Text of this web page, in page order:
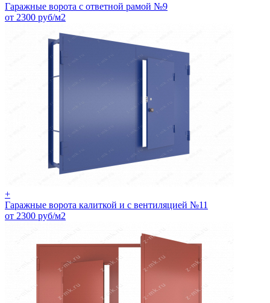
Гаражные ворота с ответной рамой №9
от 2300 руб/м2
+
Гаражные ворота калиткой и с вентиляцией №11
от 2300 руб/м2